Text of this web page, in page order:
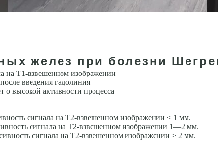
желез при болезни
на Т1-взвешенном изображении
введения гадолиния
о высокой активности процесса
сигнала на Т2-взвешенном изображении < 1 мм.
сигнала на Т2-взвешенном изображении 1—2 мм.
сигнала на Т2-взвешенном изображении > 2 мм.